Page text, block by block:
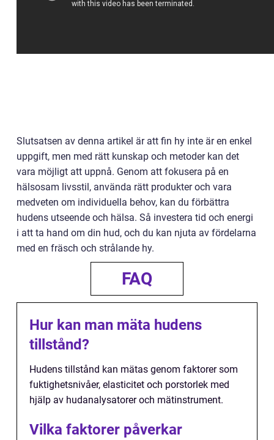
Slutsatsen av denna artikel är att fin hy inte är en enkel
uppgift, men med rätt kunskap och metoder kan det
vara möjligt att uppnå. Genom att fokusera på en
hälsosam livsstil, använda rätt produkter och vara
medveten om individuella behov, kan du förbättra
hudens utseende och hälsa. Så investera tid och energi
i att ta hand om din hud, och du kan njuta av fördelarna
med en fräsch och strålande hy.
FAQ
Hur kan man mäta hudens
tillstånd?
Hudens tillstånd kan mätas genom faktorer som
fuktighetsnivåer, elasticitet och porstorlek med
hjälp av hudanalysatorer och mätinstrument.
Vilka faktorer påverkar